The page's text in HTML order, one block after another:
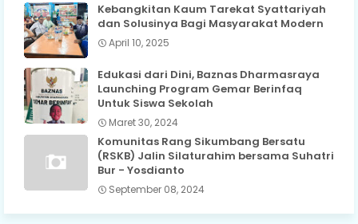
Kebangkitan Kaum Tarekat Syattariyah
dan Solusinya Bagi Masyarakat Modern
April 10, 2025
Edukasi dari Dini, Baznas Dharmasraya
Launching Program Gemar Berinfaq
Untuk Siswa Sekolah
Maret 30, 2024
Komunitas Rang Sikumbang Bersatu
(RSKB) Jalin Silaturahim bersama Suhatri
Bur - Yosdianto
September 08, 2024